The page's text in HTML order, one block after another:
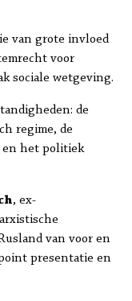
van grote invloed
voor
sociale wetgeving.
de
regime, de
en het politiek
, ex-
van voor en
presentatie en